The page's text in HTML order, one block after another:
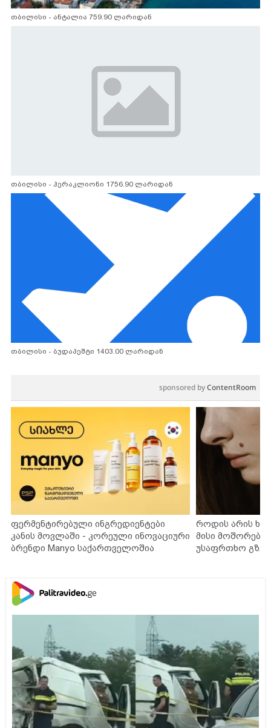
თბილისი - ანტალია 759.90 ლარიდან
თბილისი - ჰერაკლიონი 1756.90 ლარიდან
თბილისი - ბუდაპეშტი 1403.00 ლარიდან
sponsored byContentRoom
ფერმენტირებული ინგრედიენტები
კანის მოვლაში - კორეული ინოვაციური
ბრენდი Manyo საქართველოშია
როდის არის
მისი
უსაფრთხო